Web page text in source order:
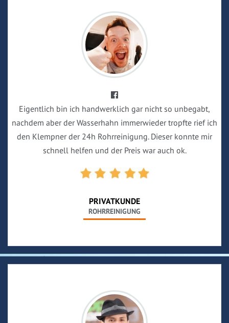
Eigentlich bin ich handwerklich gar nicht so unbegabt,
nachdem aber der Wasserhahn immerwieder tropfte rief ich
den Klempner der 24h Rohrreinigung. Dieser konnte mir
schnell helfen und der Preis war auch ok.
PRIVATKUNDE
ROHRREINIGUNG